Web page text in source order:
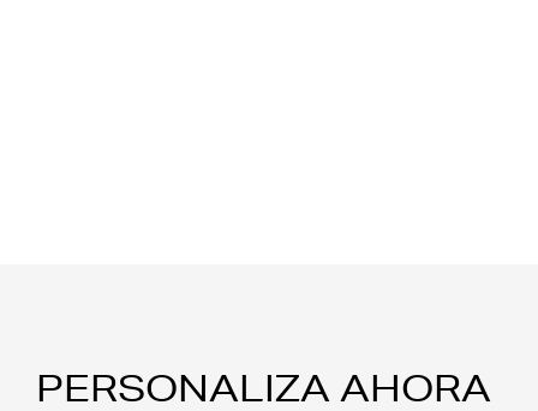
PERSONALIZA AHORA